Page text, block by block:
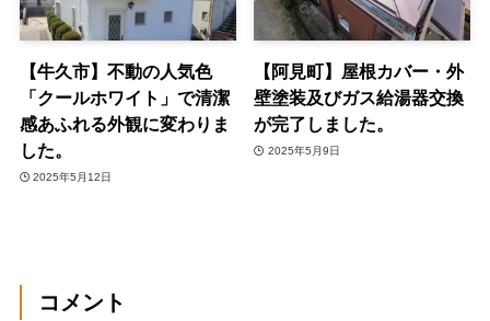
【牛久市】不動の人気色
「クールホワイト」で清潔
感あふれる外観に変わりま
した。
2025年5月12日
【阿見町】屋根カバー・外
壁塗装及びガス給湯器交換
が完了しました。
2025年5月9日
コメント